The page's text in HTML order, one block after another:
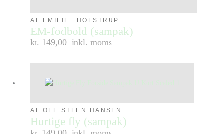
AF EMILIE THOLSTRUP
EM-fodbold (sampak)
kr. 149,00 inkl. moms
AF OLE STEEN HANSEN
Hurtige fly (sampak)